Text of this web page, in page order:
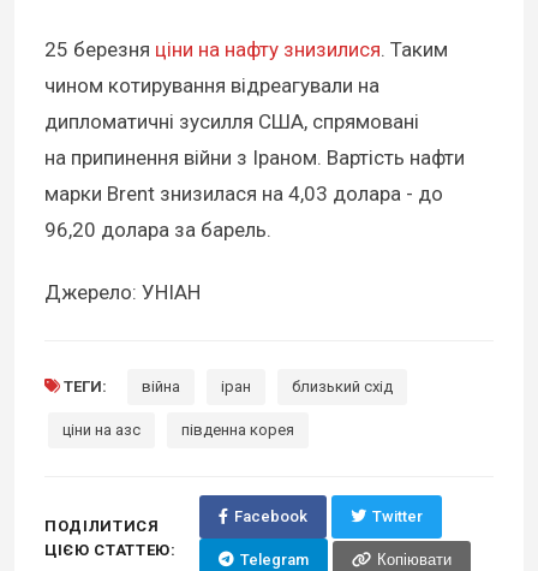
25 березня ціни на нафту знизилися. Таким
чином котирування відреагували на
дипломатичні зусилля США, спрямовані
на припинення війни з Іраном. Вартість нафти
марки Brent знизилася на 4,03 долара - до
96,20 долара за барель.
Джерело: УНІАН
ТЕГИ: війна іран близький схід
ціни на азс південна корея
ПОДІЛИТИСЯ
ЦІЄЮ СТАТТЕЮ:
Facebook Twitter
Telegram Копіювати